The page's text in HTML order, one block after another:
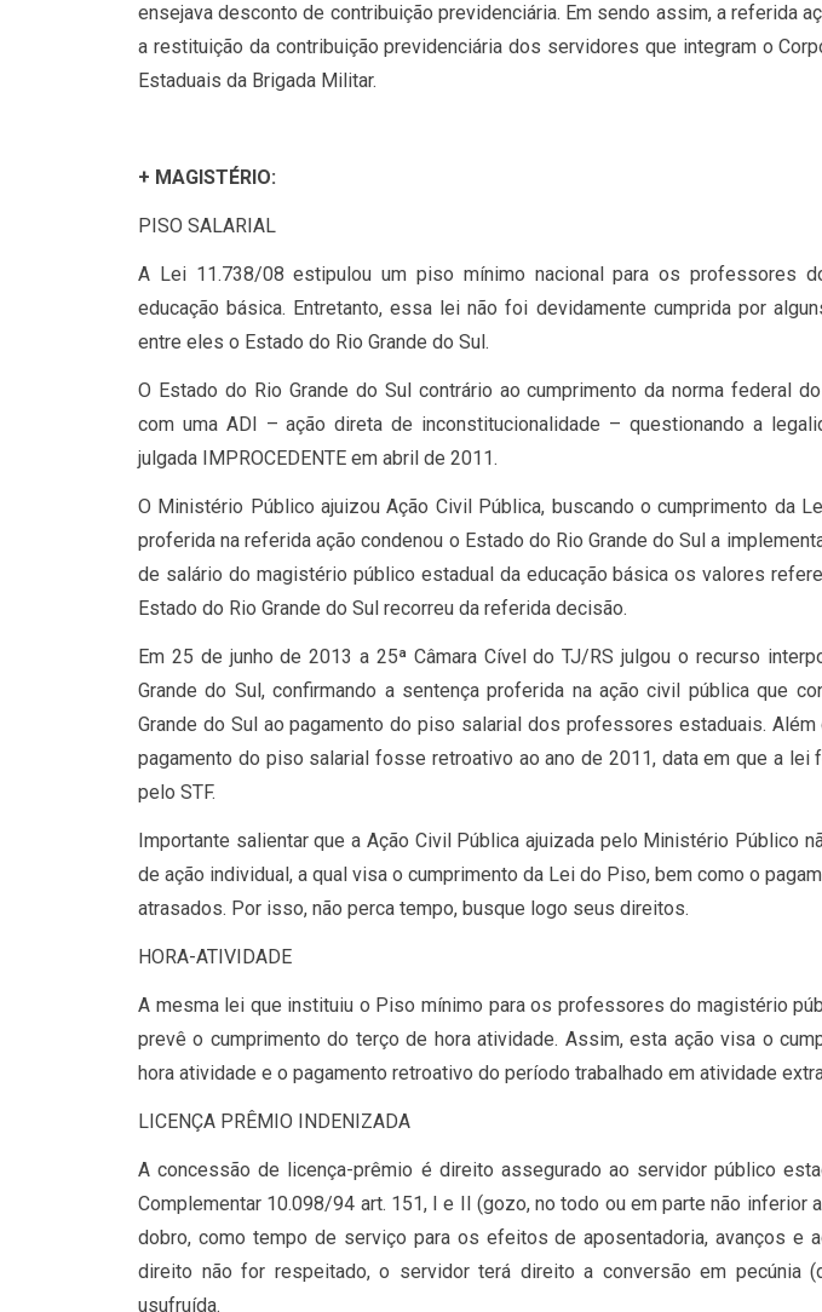
ensejava desconto de contribuição previdenciária. Em sendo assim, a referida
a restituição da contribuição previdenciária dos servidores que integram o
Estaduais da Brigada Militar.
+ MAGISTÉRIO:
PISO SALARIAL
A Lei 11.738/08 estipulou um piso mínimo nacional para os professores
educação básica. Entretanto, essa lei não foi devidamente cumprida por
entre eles o Estado do Rio Grande do Sul.
O Estado do Rio Grande do Sul contrário ao cumprimento da norma federal
com uma ADI – ação direta de inconstitucionalidade – questionando a
julgada IMPROCEDENTE em abril de 2011.
O Ministério Público ajuizou Ação Civil Pública, buscando o cumprimento da
proferida na referida ação condenou o Estado do Rio Grande do Sul a
de salário do magistério público estadual da educação básica os valores
Estado do Rio Grande do Sul recorreu da referida decisão.
Em 25 de junho de 2013 a 25ª Câmara Cível do TJ/RS julgou o recurso
Grande do Sul, confirmando a sentença proferida na ação civil pública que
Grande do Sul ao pagamento do piso salarial dos professores estaduais.
pagamento do piso salarial fosse retroativo ao ano de 2011, data em que a lei
pelo STF.
Importante salientar que a Ação Civil Pública ajuizada pelo Ministério Público
de ação individual, a qual visa o cumprimento da Lei do Piso, bem como o
atrasados. Por isso, não perca tempo, busque logo seus direitos.
HORA-ATIVIDADE
A mesma lei que instituiu o Piso mínimo para os professores do magistério
prevê o cumprimento do terço de hora atividade. Assim, esta ação visa o
hora atividade e o pagamento retroativo do período trabalhado em atividade
LICENÇA PRÊMIO INDENIZADA
A concessão de licença-prêmio é direito assegurado ao servidor público
Complementar 10.098/94 art. 151, I e II (gozo, no todo ou em parte não inferior
dobro, como tempo de serviço para os efeitos de aposentadoria, avanços e
direito não for respeitado, o servidor terá direito a conversão em pecúnia
usufruída.